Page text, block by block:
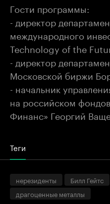
Гости программы:
- директор
международного
Technology of the
- директор
Московской биржи
- начальник
на российском
Финанс» Георгий
Теги
нерезиденты Билл Гейтс
драгоценные металлы